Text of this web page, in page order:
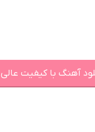
آهنگ با کیفیت عالی 320